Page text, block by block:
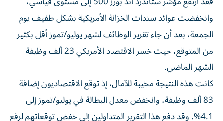
وانخفضت عوائد سندات الخزانة الأمريكية بشكل طفيف يوم
الجمعة، بعد أن جاء تقرير الوظائف لشهر يوليو/تموز أقل بكثير
من المتوقع، حيث خسر الاقتصاد الأمريكي 23 ألف وظيفة
الشهر الماضي.
كانت هذه النتيجة مخيبة للآمال، إذ توقع الاقتصاديون إضافة
83 ألف وظيفة، وانخفض معدل البطالة في يوليو/تموز إلى
4.1%. وقد دفع هذا التقرير المتداولين إلى خفض توقعاتهم لرفع